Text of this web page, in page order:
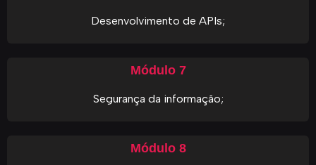
Desenvolvimento de APIs;
Módulo 7
Segurança da informação;
Módulo 8